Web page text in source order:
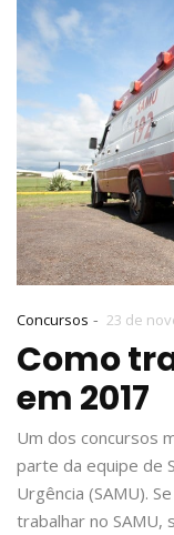
Concursos - 23 de
Como
em 2017
Um dos concursos
parte da equipe de
Urgência (SAMU).
trabalhar no SAMU,